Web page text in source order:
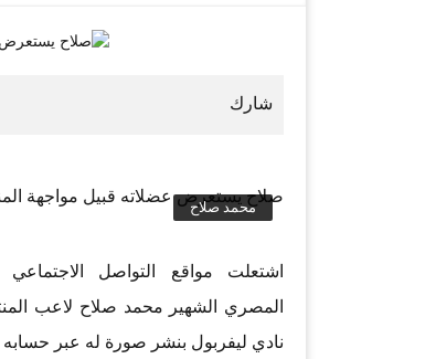
صلاح يستعرض عضلاته قبيل مواجهة
محمد صلاح
اشتعلت مواقع التواصل
المصري الشهير محمد صلاح لاعب
نادي ليفربول بنشر صورة له عبر